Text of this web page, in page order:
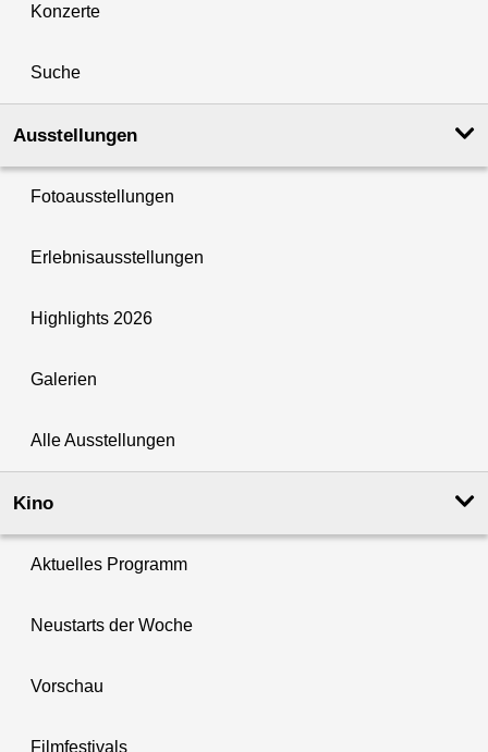
Konzerte
Suche
Ausstellungen
Fotoausstellungen
Erlebnisausstellungen
Highlights 2026
Galerien
Alle Ausstellungen
Kino
Aktuelles Programm
Neustarts der Woche
Vorschau
Filmfestivals